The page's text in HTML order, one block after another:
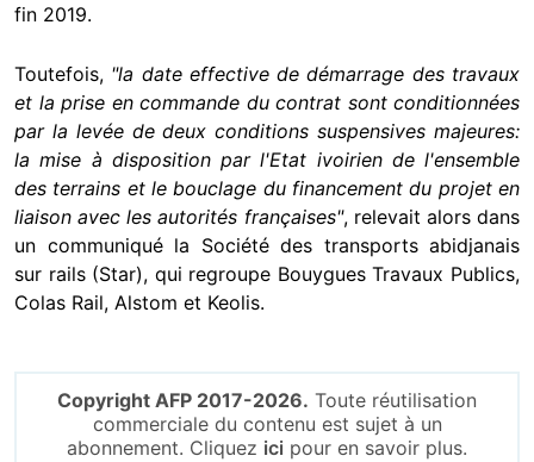
fin 2019.
Toutefois, "la date effective de démarrage des travaux
et la prise en commande du contrat sont conditionnées
par la levée de deux conditions suspensives majeures:
la mise à disposition par l'Etat ivoirien de l'ensemble
des terrains et le bouclage du financement du projet en
liaison avec les autorités françaises", relevait alors dans
un communiqué la Société des transports abidjanais
sur rails (Star), qui regroupe Bouygues Travaux Publics,
Colas Rail, Alstom et Keolis.
Copyright AFP 2017-2026. Toute réutilisation
commerciale du contenu est sujet à un
abonnement. Cliquez ici pour en savoir plus.